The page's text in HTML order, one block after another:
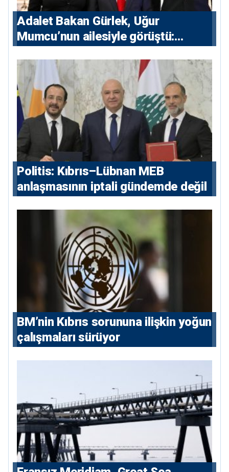
Adalet Bakan Gürlek, Uğur
Mumcu’nun ailesiyle görüştü:
devlet isterse her olayı ortaya
çıkarır”
Politis: Kıbrıs–Lübnan MEB
anlaşmasının iptali gündemde değil
BM’nin Kıbrıs sorununa ilişkin yoğun
çalışmaları sürüyor